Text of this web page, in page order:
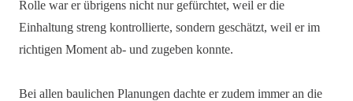
Rolle war er übrigens nicht nur gefürchtet, weil er die
Einhaltung streng kontrollierte, sondern geschätzt, weil er im
richtigen Moment ab- und zugeben konnte.
Bei allen baulichen Planungen dachte er zudem immer an die